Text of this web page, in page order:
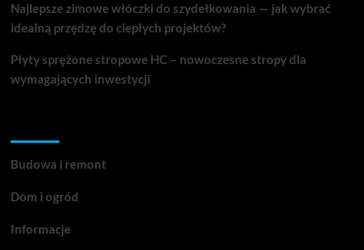
Najlepsze zimowe włóczki do szydełkowania — jak wybrać
idealną przędzę do ciepłych projektów?
Płyty sprężone stropowe HC – nowoczesne stropy dla
wymagających inwestycji
Budowa i remont
Dom i ogród
Informacje